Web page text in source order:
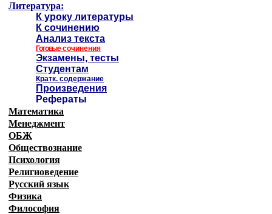
Литература:
К уроку литературы
К сочинению
Анализ текста
Готовыесочинения
Экзамены, тесты
Студентам
Кратк. содержание
Произведения
Рефераты
Математика
Менеджмент
ОБЖ
Обществознание
Психология
Религиоведение
Русский язык
Физика
Философия